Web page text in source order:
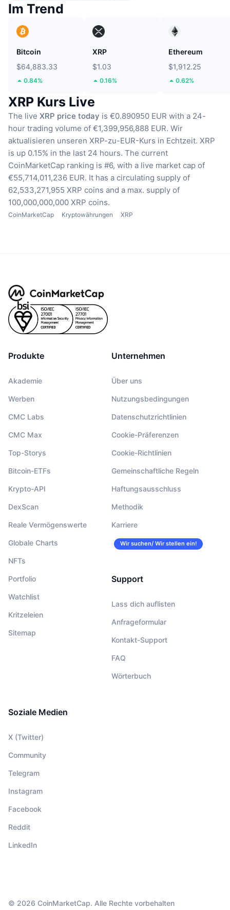
Im Trend
Bitcoin
$64,883.33
0.84%
XRP
$1.03
0.16%
Ethereum
$1,912.25
0.62%
XRP Kurs Live
The live XRP price today is €0.890950 EUR with a 24-
hour trading volume of €1,399,956,888 EUR. Wir
aktualisieren unseren XRP-zu-EUR-Kurs in Echtzeit. XRP
is up 0.15% in the last 24 hours. The current
CoinMarketCap ranking is #6, with a live market cap of
€55,714,011,236 EUR. It has a circulating supply of
62,533,271,955 XRP coins and a max. supply of
100,000,000,000 XRP coins.
CoinMarketCap Kryptowährungen XRP
Produkte
Akademie
Werben
CMC Labs
CMC Max
Top-Storys
Bitcoin-ETFs
Krypto-API
DexScan
Reale Vermögenswerte
Globale Charts
NFTs
Portfolio
Watchlist
Kritzeleien
Sitemap
Unternehmen
Über uns
Nutzungsbedingungen
Datenschutzrichtlinien
Cookie-Präferenzen
Cookie-Richtlinien
Gemeinschaftliche Regeln
Haftungsausschluss
Methodik
Karriere
Wir suchen/ Wir stellen ein!
Support
Lass dich auflisten
Anfrageformular
Kontakt-Support
FAQ
Wörterbuch
Soziale Medien
X (Twitter)
Community
Telegram
Instagram
Facebook
Reddit
LinkedIn
© 2026 CoinMarketCap. Alle Rechte vorbehalten